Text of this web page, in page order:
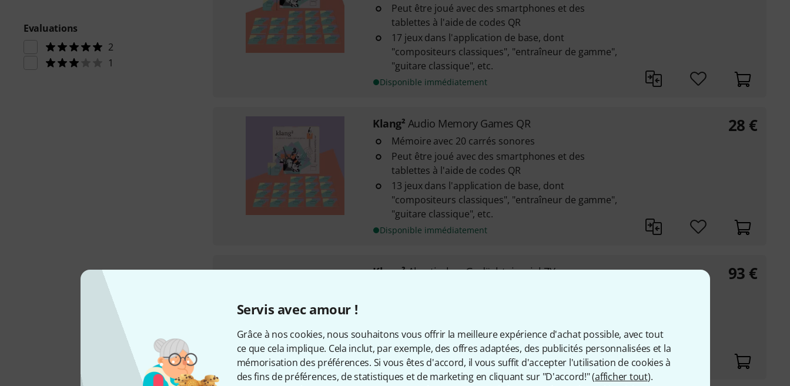
Servis avec amour !
Grâce à nos cookies, nous souhaitons vous offrir la meilleure expérience d'achat possible, avec tout
ce que cela implique. Cela inclut, par exemple, des offres adaptées, des publicités personnalisées et la
mémorisation des préférences. Si vous êtes d'accord, il vous suffit d'accepter l'utilisation de cookies à
des fins de préférences, de statistiques et de marketing en cliquant sur "D'accord!" (afficher tout).
Evaluations
2
1
Peut être joué avec des smartphones et des
tablettes à l'aide de codes QR
17 jeux dans l'application de base, dont
"compositeurs classiques", "entraîneur de gamme",
"guitare classique", etc.
Disponible immédiatement
Klang² Audio Memory Games QR
Mémoire avec 20 carrés sonores
Peut être joué avec des smartphones et des
tablettes à l'aide de codes QR
13 jeux dans l'application de base, dont
"compositeurs classiques", "entraîneur de gamme",
"guitare classique", etc.
Disponible immédiatement
28 €
Klang²Akustisches Gedächtnisspiel ZY
Un tag NFC est placé dans les carrés auquel réagit le
lecteur NFC d'un smartphone
Disponible immédiatement
93 €